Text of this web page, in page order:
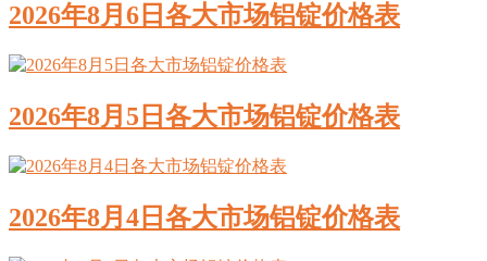
2026年8月6日各大市场铝锭价格表
2026年8月5日各大市场铝锭价格表
2026年8月4日各大市场铝锭价格表